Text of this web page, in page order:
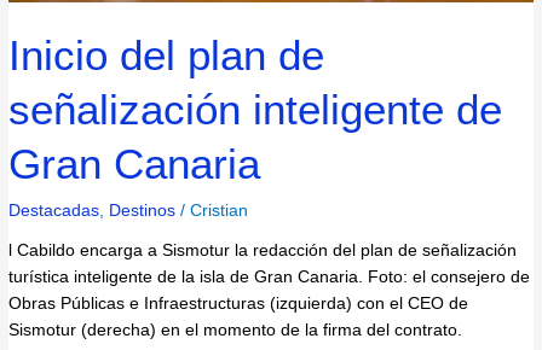
Inicio del plan de
señalización inteligente de
Gran Canaria
Destacadas Destinos /Cristian
l Cabildo encarga a Sismotur la redacción del plan de señalización
turística inteligente de la isla de Gran Canaria. Foto: el consejero de
Obras Públicas e Infraestructuras (izquierda) con el CEO de
Sismotur (derecha) en el momento de la firma del contrato.